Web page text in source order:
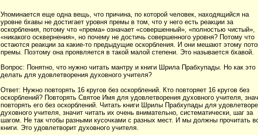
Упоминается еще одна вещь, что причина, по которой человек, находящийся на
уровне бхавы не достигает уровня премы в том, что у него есть реакции за
оскорбления, потому что «према» означает «совершенный», «полностью чистый»,
«никакого осквернения», но почему не достичь совершенного уровня? Потому что
остаются реакции за какие-то предыдущие оскорбления. И они мешают этому
премы. Поэтому она проявляется в такой малой степени. Это называется бхавой.
Вопрос: Понятно, что нужно читать мантру и книги Шрила Прабхупады. Но как это
делать для удовлетворения духовного учителя?
Ответ: Нужно повторять 16 кругов без оскорблений. Кто повторяет 16 кругов без
оскорблений? Повторять Святое Имя для удовлетворения духовного учителя,
повторять его без оскорблений. Читать книги Шрилы Прабхупады для
духовного учителя, значит читать их очень внимательно, систематически, шаг за
шагом. Не так чтобы разными кусочками с разных мест. И мы должны прочитать
книги. Это удовлетворит духовного учителя.